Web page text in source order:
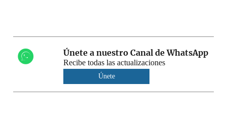
Únete a nuestro Canal de WhatsApp
Recibe todas las actualizaciones
Únete